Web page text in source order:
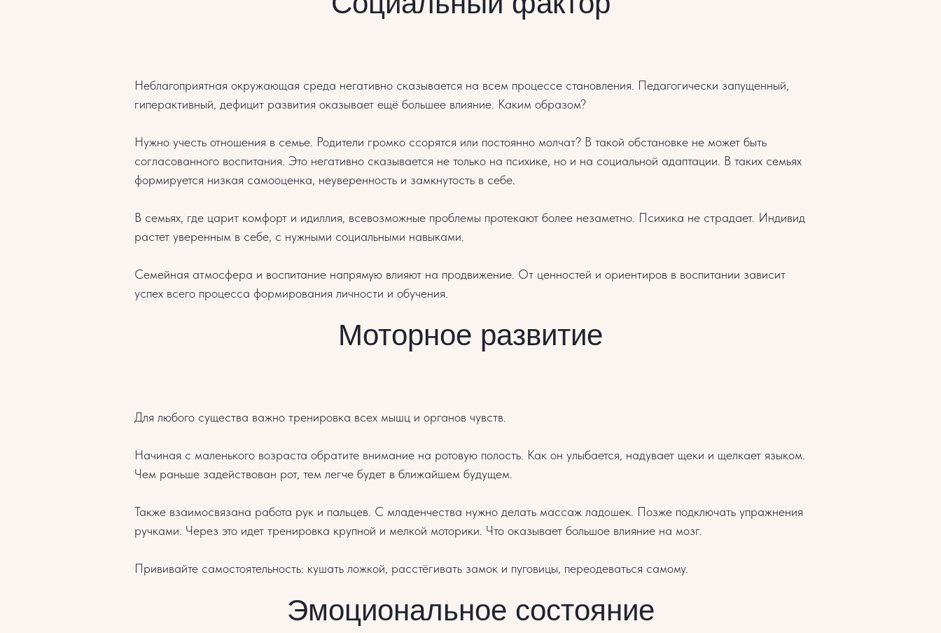
Неблагоприятная окружающая среда негативно сказывается на всем процессе становления. Педагогически запущенный,
гиперактивный, дефицит развития оказывает ещё большее влияние. Каким образом?
Нужно учесть отношения в семье. Родители громко ссорятся или постоянно молчат? В такой обстановке не может быть
согласованного воспитания. Это негативно сказывается не только на психике, но и на социальной адаптации. В таких семьях
формируется низкая самооценка, неуверенность и замкнутость в себе.
В семьях, где царит комфорт и идиллия, всевозможные проблемы протекают более незаметно. Психика не страдает. Индивид
растет уверенным в себе, с нужными социальными навыками.
Семейная атмосфера и воспитание напрямую влияют на продвижение. От ценностей и ориентиров в воспитании зависит
успех всего процесса формирования личности и обучения.
Моторное развитие
Для любого существа важно тренировка всех мышц и органов чувств.
Начиная с маленького возраста обратите внимание на ротовую полость. Как он улыбается, надувает щеки и щелкает языком.
Чем раньше задействован рот, тем легче будет в ближайшем будущем.
Также взаимосвязана работа рук и пальцев. С младенчества нужно делать массаж ладошек. Позже подключать упражнения
ручками. Через это идет тренировка крупной и мелкой моторики. Что оказывает большое влияние на мозг.
Прививайте самостоятельность: кушать ложкой, расстёгивать замок и пуговицы, переодеваться самому.
Эмоциональное состояние